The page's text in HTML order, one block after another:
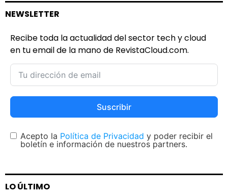
NEWSLETTER
Recibe toda la actualidad del sector tech y cloud
en tu email de la mano de RevistaCloud.com.
Suscribir
Acepto la Política de Privacidad y poder recibir el
boletín e información de nuestros partners.
LO ÚLTIMO